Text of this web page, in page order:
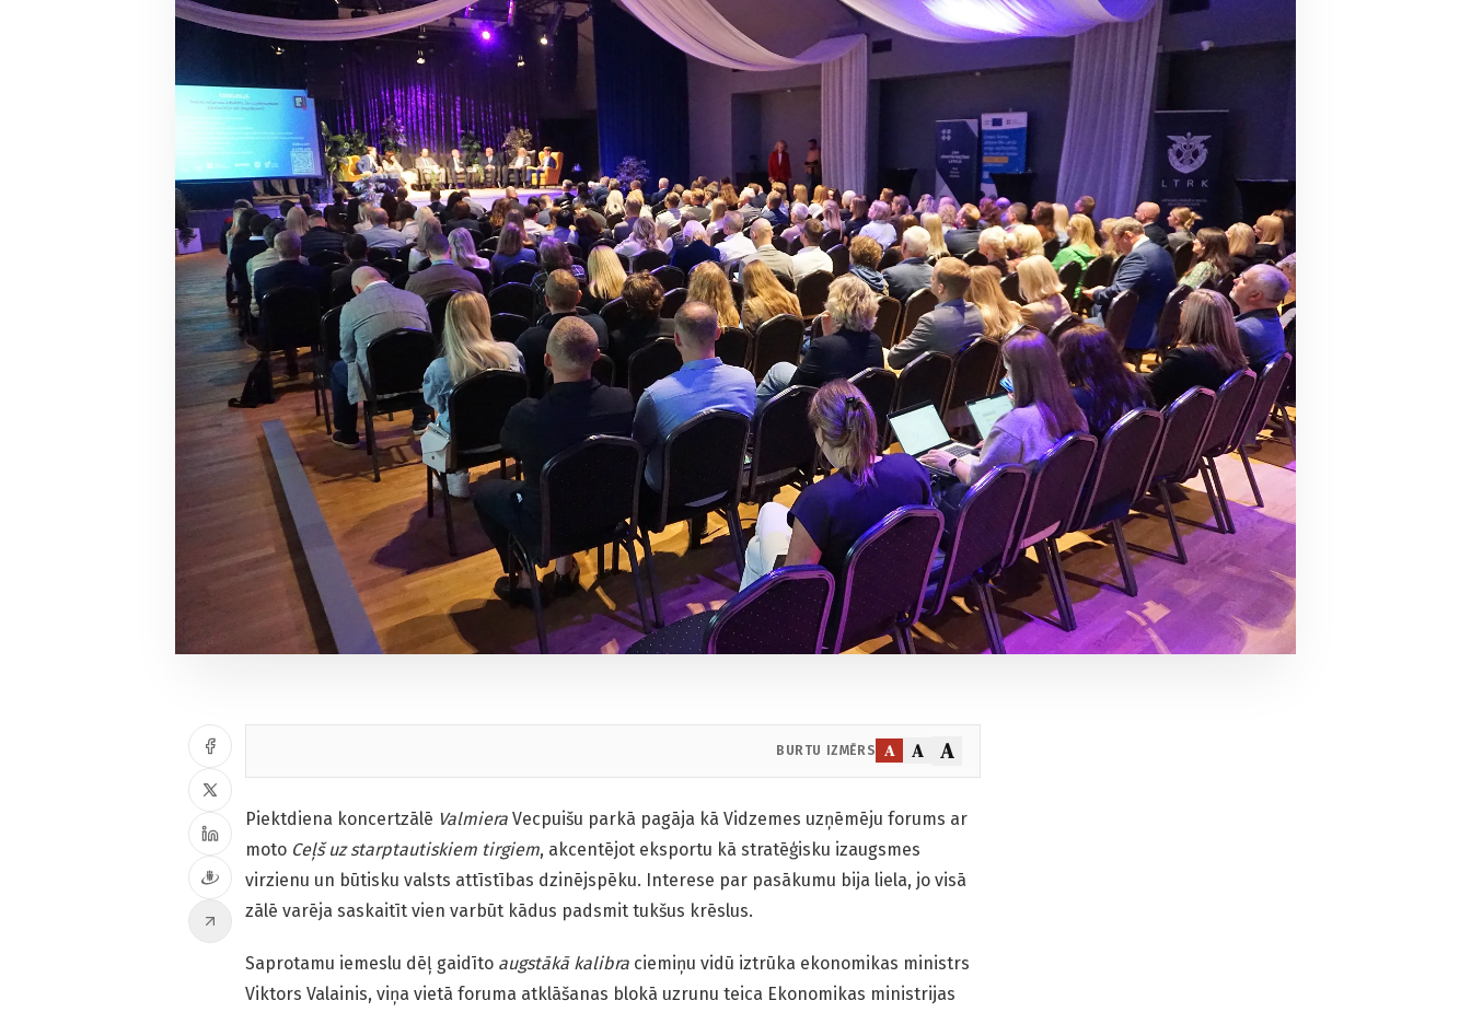
BURTU IZMĒRS A A A
Piektdiena koncertzālē Valmiera Vecpuišu parkā pagāja kā Vidzemes uzņēmēju forums ar
moto Ceļš uz starptautiskiem tirgiem, akcentējot eksportu kā stratēģisku izaugsmes
virzienu un būtisku valsts attīstības dzinējspēku. Interese par pasākumu bija liela, jo visā
zālē varēja saskaitīt vien varbūt kādus padsmit tukšus krēslus.
Saprotamu iemeslu dēļ gaidīto augstākā kalibra ciemiņu vidū iztrūka ekonomikas ministrs
Viktors Valainis, viņa vietā foruma atklāšanas blokā uzrunu teica Ekonomikas ministrijas